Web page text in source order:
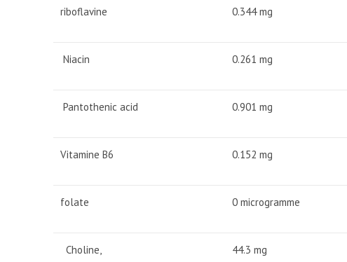
riboflavine 0.344 mg
Niacin 0.261 mg
Pantothenic acid 0.901 mg
Vitamine B6 0.152 mg
folate 0 microgramme
Choline, 44.3 mg